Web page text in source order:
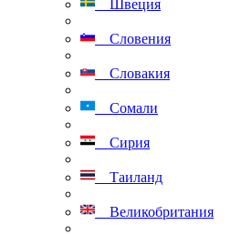
Швеция
Словения
Словакия
Сомали
Сирия
Таиланд
Великобритания